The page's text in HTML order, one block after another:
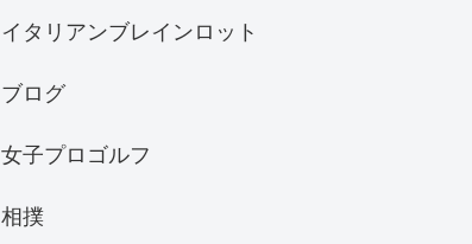
イタリアンブレインロット
ブログ
女子プロゴルフ
相撲